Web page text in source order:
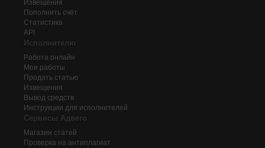
Извещения
Пополнить счёт
Статистика
API
Исполнителю
Работа онлайн
Мои работы
Продать статью
Извещения
Вывод средств
Инструкции для исполнителей
Сервисы Адвего
Магазин статей
Проверка на антиплагиат